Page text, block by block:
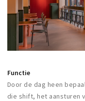
Woonruimte
Inschrijven gemeente
Zorgverzekering
Huisarts en eerste
KORTING
Functie
Door de dag heen
die shift, het aansturen